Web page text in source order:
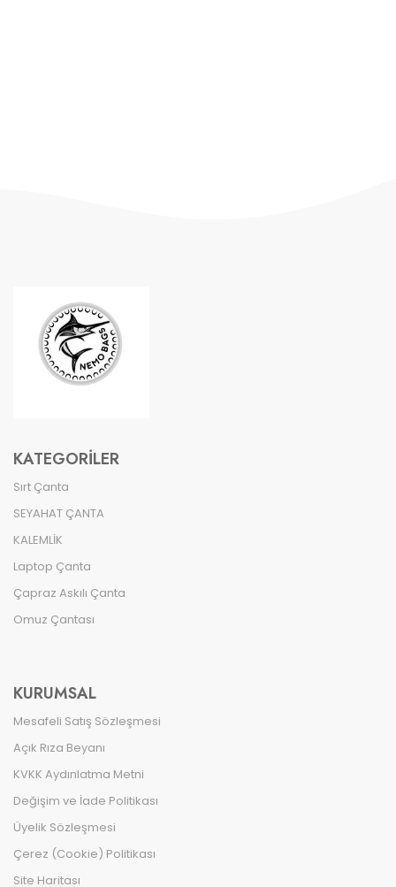
KATEGORILER
Sırt Çanta
SEYAHAT ÇANTA
KALEMLİK
Laptop Çanta
Çapraz Askılı Çanta
Omuz Çantası
KURUMSAL
Mesafeli Satış Sözleşmesi
Açık Rıza Beyanı
KVKK Aydınlatma Metni
Değişim ve İade Politikası
Üyelik Sözleşmesi
Çerez (Cookie) Politikası
Site Haritası